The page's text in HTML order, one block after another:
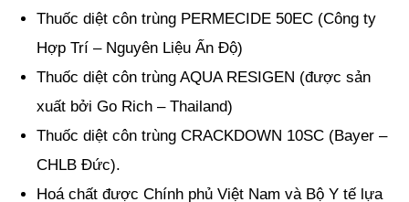
Thuốc diệt côn trùng PERMECIDE 50EC (Công ty
Hợp Trí – Nguyên Liệu Ấn Độ)
Thuốc diệt côn trùng AQUA RESIGEN (được sản
xuất bởi Go Rich – Thailand)
Thuốc diệt côn trùng CRACKDOWN 10SC (Bayer –
CHLB Đức).
Hoá chất được Chính phủ Việt Nam và Bộ Y tế lựa